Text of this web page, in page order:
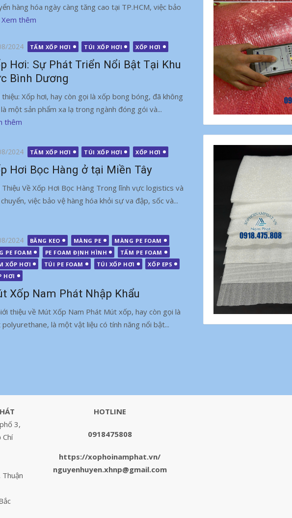
hàng hóa ngày càng tăng cao tại TP.HCM, việc bảo
Xem thêm
2024 TẤM XỐP HƠI TÚI XỐP HƠI XỐP HƠI
Hơi: Sự Phát Triển Nổi Bật Tại Khu
Bình Dương
thiệu: Xốp hơi, hay còn gọi là xốp bong bóng, đã không
một sản phẩm xa lạ trong ngành đóng gói và...
thêm
2024 TẤM XỐP HƠI TÚI XỐP HƠI XỐP HƠI
Hơi Bọc Hàng ở tại Miền Tây
Thiệu Về Xốp Hơi Bọc Hàng Trong lĩnh vực logistics và
việc bảo vệ hàng hóa khỏi sự va đập, sốc và...
2024 BĂNG KEO MÀNG PE
MÀNG PE FOAM
PE FOAM
PE FOAM ĐỊNH HÌNH
TẤM PE FOAM
XỐP HƠI
TÚI PE FOAM TÚI XỐP HƠI
XỐP EPS
HƠI
Xốp Nam Phát Nhập Khẩu
thiệu về Mút Xốp Nam Phát Mút xốp, hay còn gọi là
là một vật liệu có tính năng nổi bật...
3,
HOTLINE
0918475808
https://xophoinamphat.vn/
nguyenhuyen.xhnp@gmail.com